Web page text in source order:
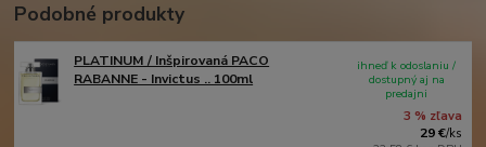
Podobné produkty
PLATINUM / Inšpirovaná PACO
RABANNE - Invictus .. 100ml
3 % zľava
29 €/ks
ihneď k odoslaniu /
dostupný aj na
predajni